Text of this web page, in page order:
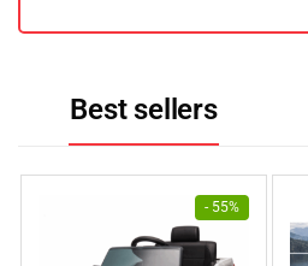
Best sellers
- 55%